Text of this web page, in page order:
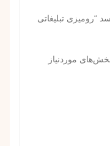
“رومیزی تبلیغاتی
موردنیاز